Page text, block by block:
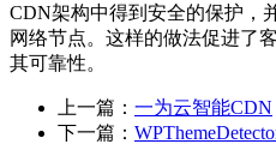
CDN架构中得到安全的保护，
网络节点。这样的做法促进了
其可靠性。
上一篇： 一为云智能CDN
下一篇：